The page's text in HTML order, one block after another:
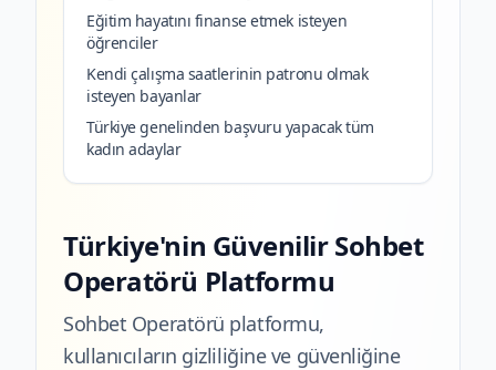
Eğitim hayatını finanse etmek isteyen
öğrenciler
Kendi çalışma saatlerinin patronu olmak
isteyen bayanlar
Türkiye genelinden başvuru yapacak tüm
kadın adaylar
Türkiye'nin Güvenilir Sohbet
Operatörü Platformu
Sohbet Operatörü platformu,
kullanıcıların gizliliğine ve güvenliğine